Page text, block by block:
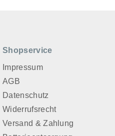
Shopservice
Impressum
AGB
Datenschutz
Widerrufsrecht
Versand & Zahlung